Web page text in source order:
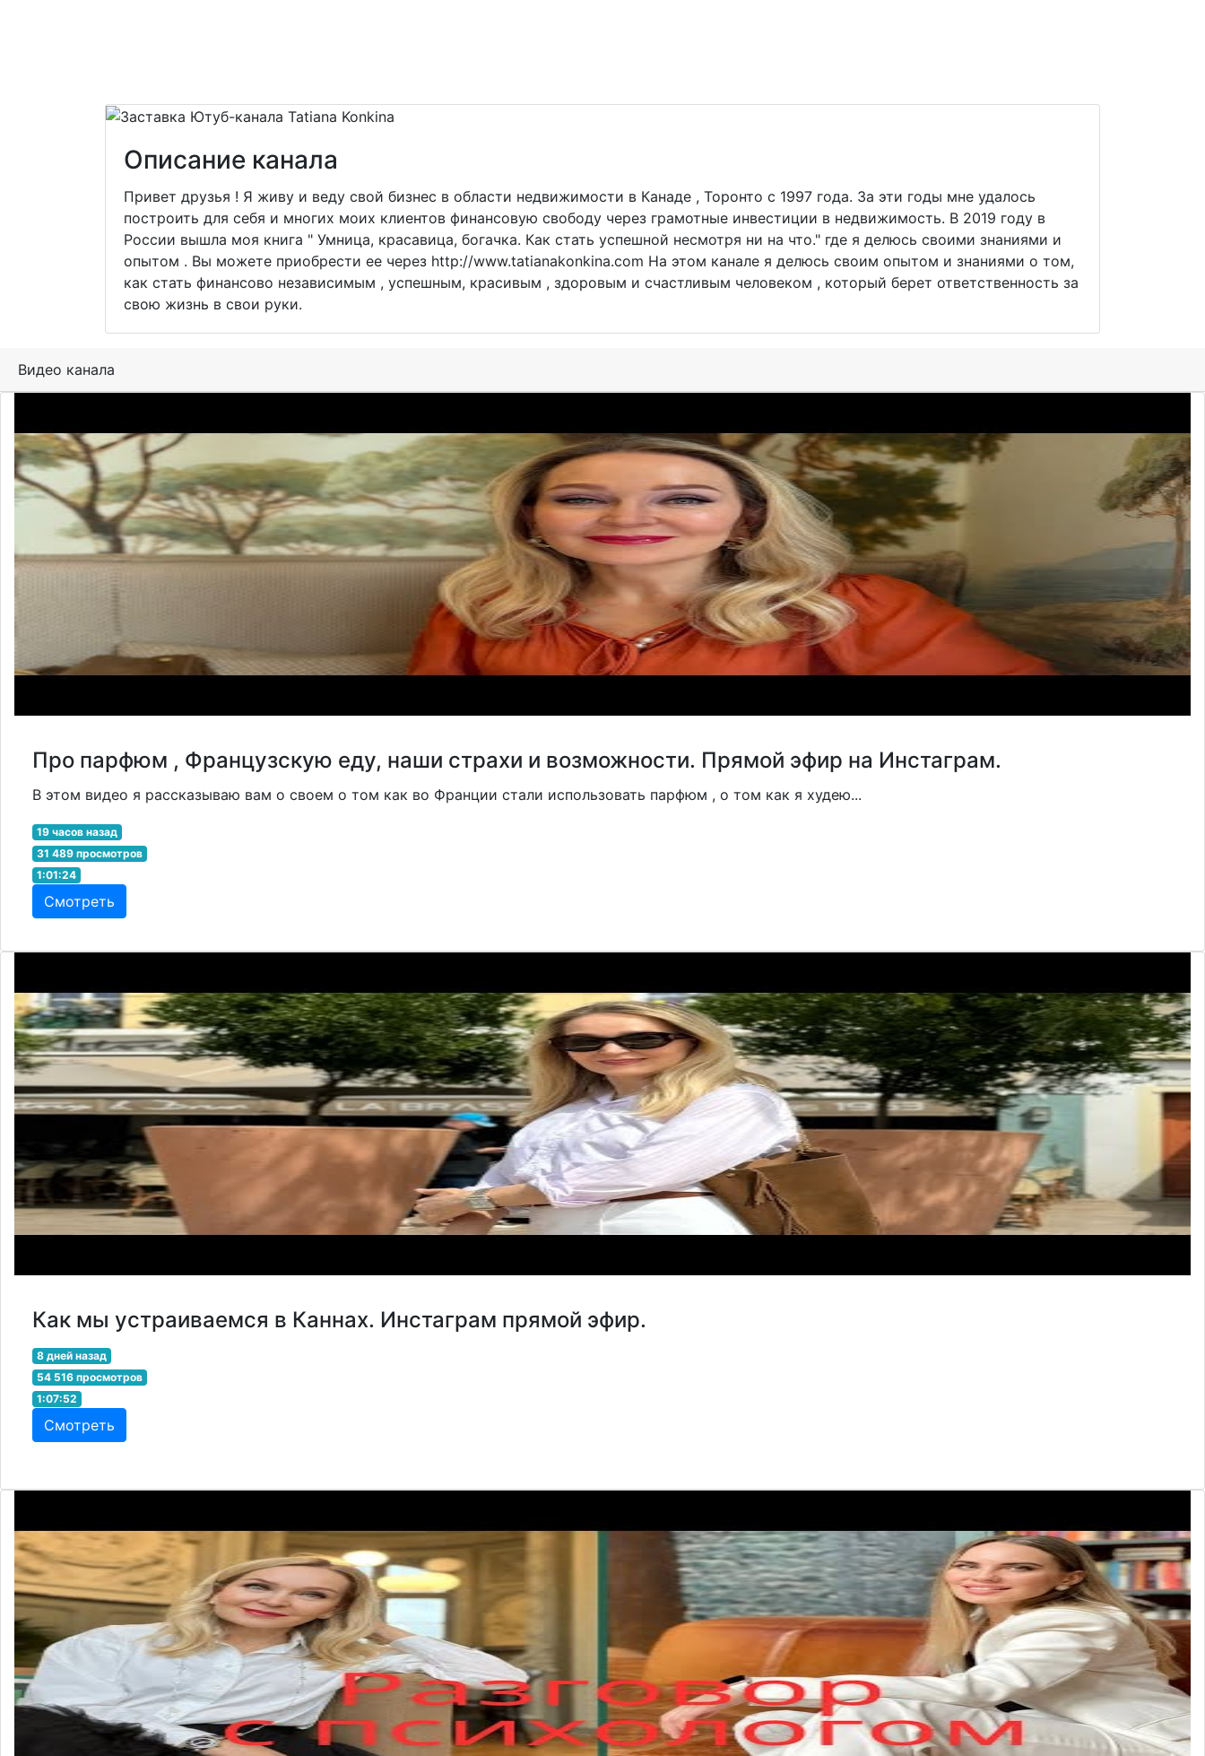
Описание канала
Привет друзья ! Я живу и веду свой бизнес в области недвижимости в Канаде , Торонто с 1997 года. За эти годы мне удалось
построить для себя и многих моих клиентов финансовую свободу через грамотные инвестиции в недвижимость. В 2019 году в
России вышла моя книга " Умница, красавица, богачка. Как стать успешной несмотря ни на что." где я делюсь своими знаниями и
опытом . Вы можете приобрести ее через http://www.tatianakonkina.com На этом канале я делюсь своим опытом и знаниями о том,
как стать финансово независимым , успешным, красивым , здоровым и счастливым человеком , который берет ответственность за
свою жизнь в свои руки.
Видео канала
Про парфюм , Французскую еду, наши страхи и возможности. Прямой эфир на Инстаграм.
В этом видео я рассказываю вам о своем о том как во Франции стали использовать парфюм , о том как я худею...
19 часов назад
31 489 просмотров
1:01:24
Смотреть
Как мы устраиваемся в Каннах. Инстаграм прямой эфир.
8 дней назад
54 516 просмотров
1:07:52
Смотреть